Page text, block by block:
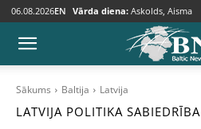
06.08.2026EN Vārda diena: Askolds, Aisma
Sākums Baltija Latvija
LATVIJA POLITIKA SABIEDRĪBA